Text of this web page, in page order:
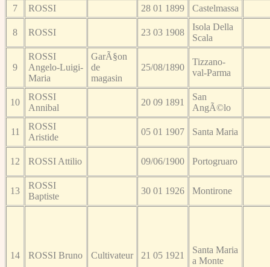
7
ROSSI 28 01 1899 Castelmassa
8 ROSSI 23 03 1908
Isola Della
Scala
9
ROSSI
Angelo-Luigi-
Maria
GarÃ§on
de
magasin
25/08/1890
Tizzano-
val-Parma
10
ROSSI
Annibal
20 09 1891
San
AngÃ©lo
11
ROSSI
Aristide
05 01 1907 Santa Maria
12 ROSSI Attilio 09/06/1900 Portogruaro
13
ROSSI
Baptiste
30 01 1926 Montirone
14 ROSSI Bruno Cultivateur 21 05 1921
Santa Maria
a Monte